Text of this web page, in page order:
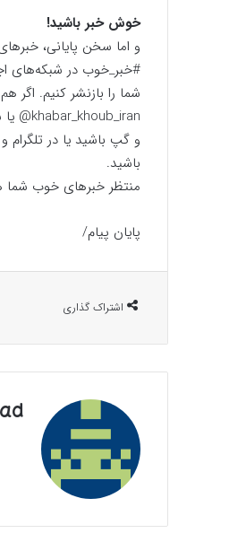
خوش خبر باشید!
و اما سخن پایانی،
#خبر_خوب در شبکه‌های
شما را بازنشر کنیم. اگر
و گپ باشید یا در
باشید.
منتظر خبرهای خوب
پایان پیام/
اشتراک گذاری